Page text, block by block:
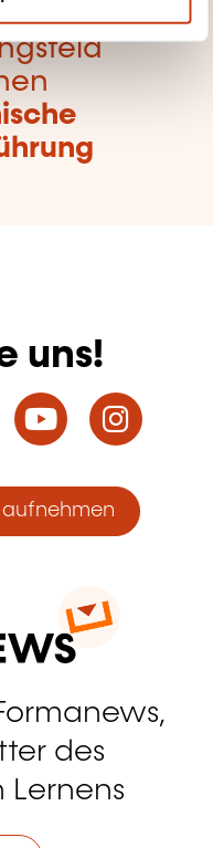
alle
uns!
LinkedInYouTube
des
Lernens